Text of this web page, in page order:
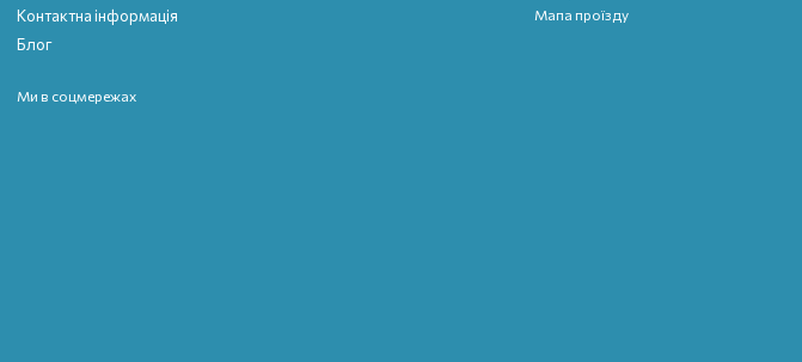
Контактна інформація
Блог
Ми в соцмережах
Мапа проїзду